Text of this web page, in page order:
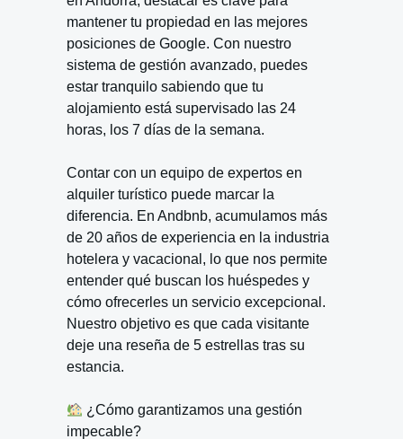
mantener tu propiedad en las mejores
posiciones de Google. Con nuestro
sistema de gestión avanzado, puedes
estar tranquilo sabiendo que tu
alojamiento está supervisado las 24
horas, los 7 días de la semana.
Contar con un equipo de expertos en
alquiler turístico puede marcar la
diferencia. En Andbnb, acumulamos más
de 20 años de experiencia en la industria
hotelera y vacacional, lo que nos permite
entender qué buscan los huéspedes y
cómo ofrecerles un servicio excepcional.
Nuestro objetivo es que cada visitante
deje una reseña de 5 estrellas tras su
estancia.
¿Cómo garantizamos una gestión
impecable?